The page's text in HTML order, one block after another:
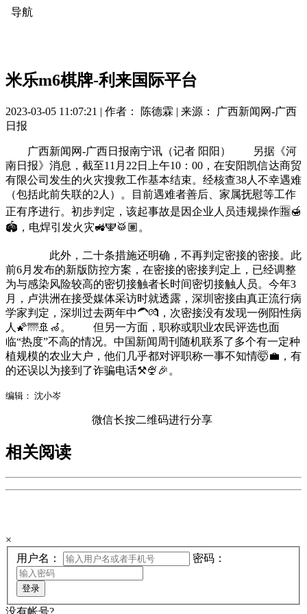
导航
米乐m6棋牌-利来国际平台
2023-03-05 11:07:21 | 作者： 陈德霖 | 来源： 广西新闻网-广西
日报
广西新闻网-广西日报南宁讯（记者 阳阳） 另据《河
南日报》消息，截至11月22日上午10：00，在安阳凯信达商贸
有限公司发生的火灾搜救工作基本结束。经核查38人不幸遇难
（包括此前失联的2人）。目前遇难者善后、家属抚慰等工作
正有序进行。初步判定，该起事故是因企业人员违规操作🈯🍯
🏟，电焊引发火灾🚜🕎🥁🏽。
此外，二十条措施还明确，不再判定密接的密接。此
前6月发布的新版防控方案，在密接的密接判定上，已经调整
为与感染风险较高的密切接触者长时间密切接触人员。今年3
月，卢洪洲在接受媒体采访时就透露，深圳密接由真正流行病
学家判定，深圳过去两年中🦱💏，次密接没有发现一例阳性病
人🌠🌁🚢🦽。 但另一方面，职称或职业农民评选也面
临“热度”不高的情况。中国新闻周刊随机联系了多个有一定种
植规模的农业大户，他们几乎都对评职称一事不知情🤯💼，有
的还误以为接到了诈骗电话⚒🍨🎉。
编辑： 沈小岑
微信长按二维码进行分享
相关阅读
×
用户名：
密码：
登录
没有帐号?